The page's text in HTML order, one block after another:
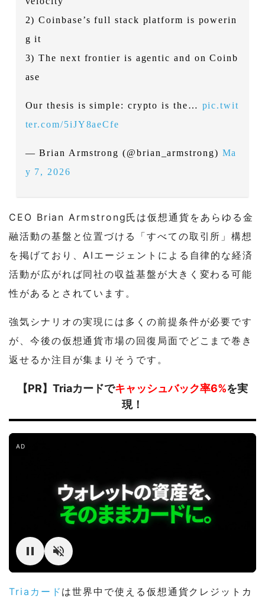
2) Coinbase’s full stack platform is powerin
g it
3) The next frontier is agentic and on Coinb
ase
Our thesis is simple: crypto is the… pic.twit
ter.com/5iJY8aeCfe
— Brian Armstrong (@brian_armstrong) Ma
y 7, 2026
CEO Brian Armstrong氏は仮想通貨をあらゆる金
融活動の基盤と位置づける「すべての取引所」構想
を掲げており、AIエージェントによる自律的な経済
活動が広がれば同社の収益基盤が大きく変わる可能
性があるとされています。
強気シナリオの実現には多くの前提条件が必要です
が、今後の仮想通貨市場の回復局面でどこまで巻き
返せるか注目が集まりそうです。
【PR】Triaカードでキャッシュバック率6%を実
現！
AD
Triaカード は世界中で使える仮想通貨クレジットカ